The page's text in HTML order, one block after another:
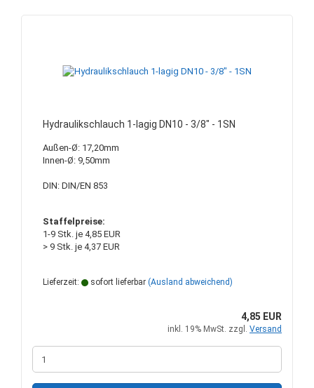
Hydraulikschlauch 1-lagig DN10 - 3/8" - 1SN
Außen-Ø: 17,20mm
Innen-Ø: 9,50mm
DIN: DIN/EN 853
Staffelpreise:
1-9 Stk. je 4,85 EUR
> 9 Stk. je 4,37 EUR
Lieferzeit: sofort lieferbar (Ausland abweichend)
4,85 EUR
inkl. 19% MwSt. zzgl. Versand